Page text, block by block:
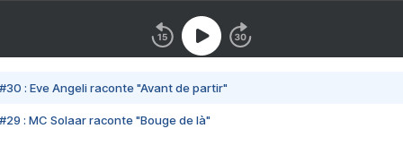
#30 : Eve Angeli raconte "Avant de partir"
#29 : MC Solaar raconte "Bouge de là"